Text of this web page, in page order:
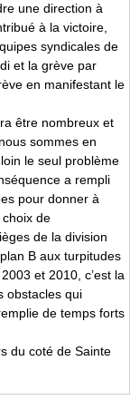
une direction à
à la victoire,
syndicales de
et la grève par
en manifestant le
être nombreux et
sommes en
le seul problème
a rempli
pour donner à
de
de la division
B aux turpitudes
et 2010, c’est la
obstacles qui
de temps forts
du coté de Sainte